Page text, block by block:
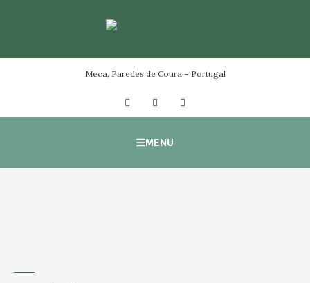
Meca, Paredes de Coura – Portugal
FacebookInstagram
MENU